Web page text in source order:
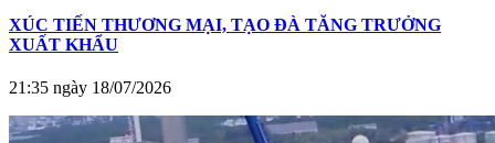
XÚC TIẾN THƯƠNG MẠI, TẠO ĐÀ TĂNG TRƯỞNG
XUẤT KHẨU
21:35 ngày 18/07/2026